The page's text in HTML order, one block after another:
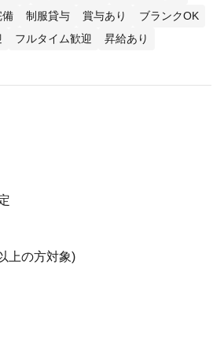
備 制服貸与 賞与あり
ブランクOK
フルタイム歓迎
昇給あり
上の方対象)